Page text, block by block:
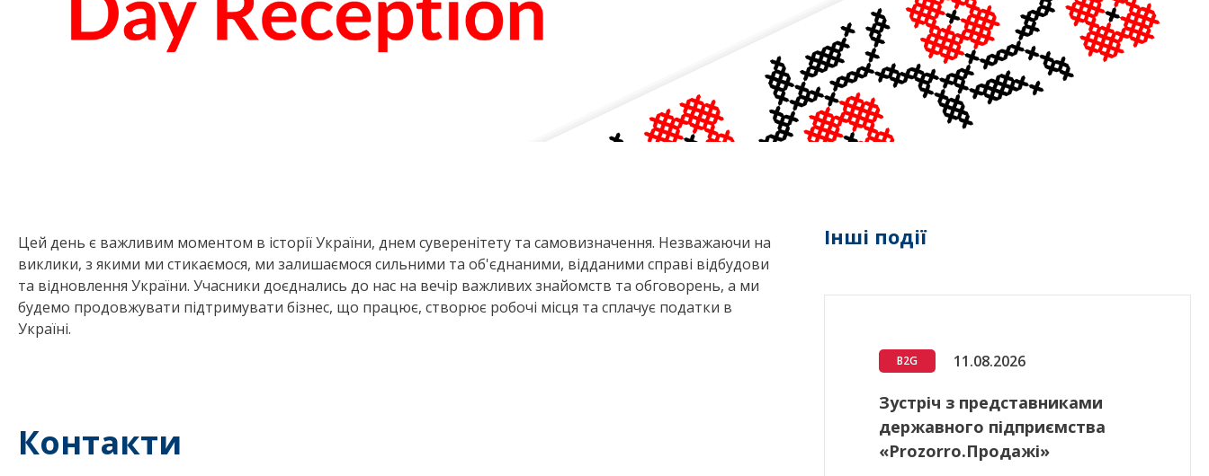
Цей день є важливим моментом в історії України, днем суверенітету та самовизначення. Незважаючи на
виклики, з якими ми стикаємося, ми залишаємося сильними та об'єднаними, відданими справі відбудови
та відновлення України. Учасники доєднались до нас на вечір важливих знайомств та обговорень, а ми
будемо продовжувати підтримувати бізнес, що працює, створює робочі місця та сплачує податки в
Україні.
Контакти
Інші події
B2G 11.08.2026
Зустріч з представниками
державного підприємства
«Prozorro.Продажі»